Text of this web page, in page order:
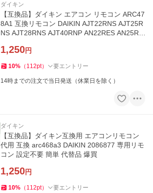
ダイキン
【互換品】ダイキン エアコン リモコン ARC47
8A1 互換リモコン DAIKIN AJT22RNS AJT25R
NS AJT28RNS AJT40RNP AN22RES AN25RE
1,250円
10% （ 112pt） 要エントリー
14時までの注文で当日発送（休業日を除く）
ダイキン
【互換品】ダイキン互換用 エアコンリモコン
代用 互換 arc468a3 DAIKIN 2086877 専用リモ
コン 設定不要 簡単 代替品 爆買
1,250円
10% （ 112pt） 要エントリー